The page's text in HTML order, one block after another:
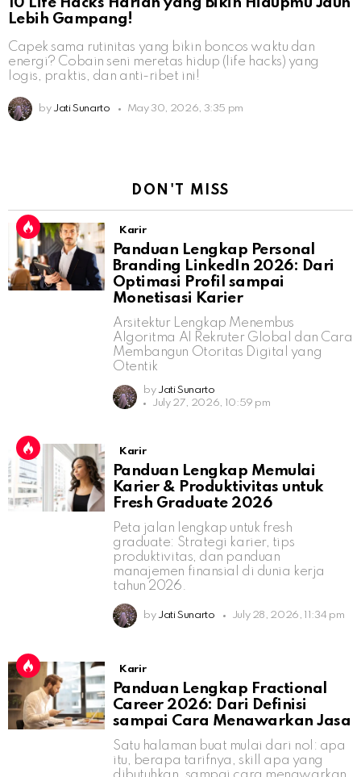
Lebih Gampang!
Capek sama rutinitas yang bikin boncos waktu dan
energi? Cobain seni meretas hidup (life hacks) yang
logis, praktis, dan anti-ribet ini!
by Jati Sunarto May 30, 2026, 3:35 pm
DON'T MISS
Karir
Panduan Lengkap Personal
Branding LinkedIn 2026: Dari
Optimasi Profil sampai
Monetisasi Karier
Arsitektur Lengkap Menembus
Algoritma AI Rekruter Global dan Cara
Membangun Otoritas Digital yang
Otentik
by Jati Sunarto
July 27, 2026, 10:59 pm
Karir
Panduan Lengkap Memulai
Karier & Produktivitas untuk
Fresh Graduate 2026
Peta jalan lengkap untuk fresh
graduate: Strategi karier, tips
produktivitas, dan panduan
manajemen finansial di dunia kerja
tahun 2026.
by Jati Sunarto July 28, 2026, 11:34 pm
Karir
Panduan Lengkap Fractional
Career 2026: Dari Definisi
sampai Cara Menawarkan Jasa
Satu halaman buat mulai dari nol: apa
itu, berapa tarifnya, skill apa yang